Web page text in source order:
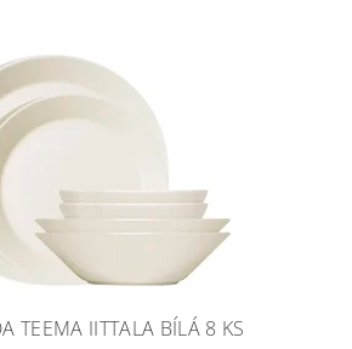
TEEMA IITTALA BÍLÁ 8 KS